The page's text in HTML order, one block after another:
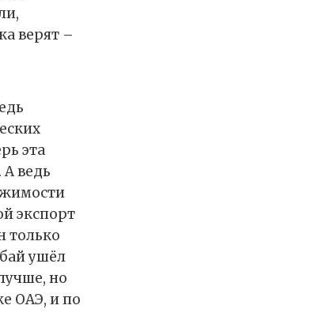
верят –
эта
А ведь
экспорт
только
ушёл
но
ОАЭ, и по